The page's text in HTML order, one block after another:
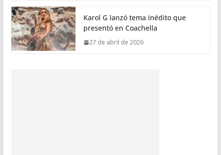
Karol G lanzó tema inédito que
presentó en Coachella
27 de abril de 2026